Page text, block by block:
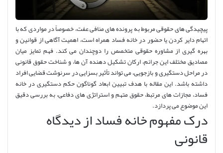
پیچیدگی های حقوقی مربوط به پرونده های منافی عفت، خصوصاً در مواردی که با
اتهام دایر کردن یا حضور در خانه فساد همراه است، اهمیت آگاهی از قوانین و
بهره گیری از مشاوره حقوقی متخصص را دوچندان می کند. فهم تمایز میان
مصادیق مختلف این جرائم، ارکان تشکیل دهنده آن ها، و شناخت حقوق قانونی
در مراحل دستگیری و بازجویی، می تواند تأثیر بسزایی در سرنوشت قضایی افراد
داشته باشد. این مقاله با هدف تبیین ابعاد گوناگون حکم دستگیری در خانه
فساد، مجازات های مرتبط، حقوق متهم و استراتژی های دفاعی، به بررسی دقیق
این موضوع می پردازد.
درک مفهوم خانه فساد از دیدگاه
قانونی